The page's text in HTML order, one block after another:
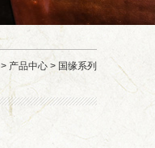
> 产品中心 > 国缘系列